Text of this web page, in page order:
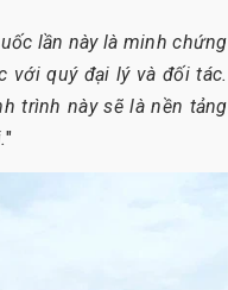
lần này là minh chứng
với quý đại lý và đối tác.
trình này sẽ là nền tảng
"